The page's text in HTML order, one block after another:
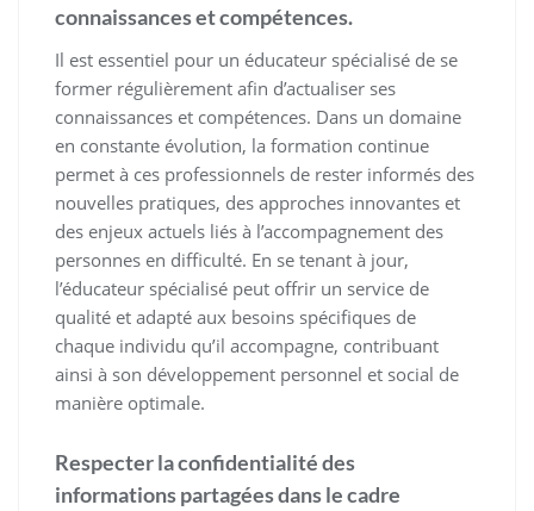
connaissances et compétences.
Il est essentiel pour un éducateur spécialisé de se
former régulièrement afin d’actualiser ses
connaissances et compétences. Dans un domaine
en constante évolution, la formation continue
permet à ces professionnels de rester informés des
nouvelles pratiques, des approches innovantes et
des enjeux actuels liés à l’accompagnement des
personnes en difficulté. En se tenant à jour,
l’éducateur spécialisé peut offrir un service de
qualité et adapté aux besoins spécifiques de
chaque individu qu’il accompagne, contribuant
ainsi à son développement personnel et social de
manière optimale.
Respecter la confidentialité des
informations partagées dans le cadre